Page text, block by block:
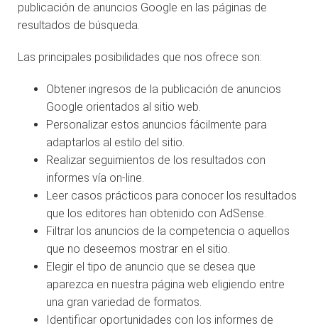
publicación de anuncios Google en las páginas de
resultados de búsqueda.
Las principales posibilidades que nos ofrece son:
Obtener ingresos de la publicación de anuncios
Google orientados al sitio web.
Personalizar estos anuncios fácilmente para
adaptarlos al estilo del sitio.
Realizar seguimientos de los resultados con
informes vía on-line.
Leer casos prácticos para conocer los resultados
que los editores han obtenido con AdSense.
Filtrar los anuncios de la competencia o aquellos
que no deseemos mostrar en el sitio.
Elegir el tipo de anuncio que se desea que
aparezca en nuestra página web eligiendo entre
una gran variedad de formatos.
Identificar oportunidades con los informes de